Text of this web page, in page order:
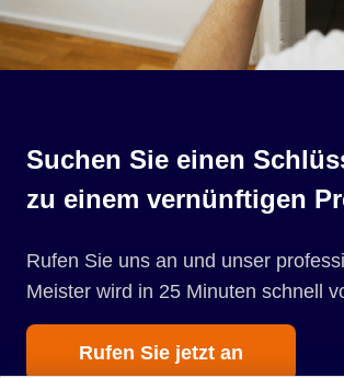
Suchen Sie einen
zu einem vernünftigen
Rufen Sie uns an und unser
Meister wird in 25 Minuten schnell
Rufen Sie jetzt an